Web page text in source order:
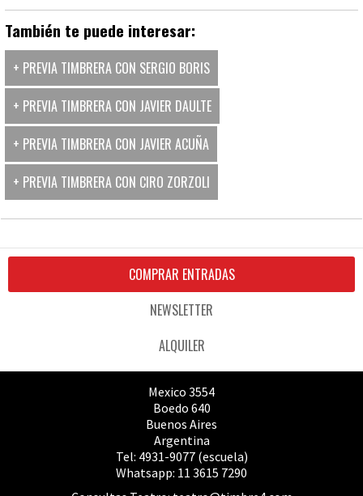
También te puede interesar:
+ PREVIA TIMBRERA CON SERGIO BORIS
+ PREVIA TIMBRERA CON JAVIER DAULTE
+ PREVIA TIMBRERA CON JAVIER ACUÑA
+ PREVIA TIMBRERA CON CIRO ZORZOLI
COMPRAR ENTRADAS
NEWSLETTER
ALQUILER
Mexico 3554
Boedo 640
Buenos Aires
Argentina
Tel: 4931-9077 (escuela)
Whatsapp: 11 3615 7290